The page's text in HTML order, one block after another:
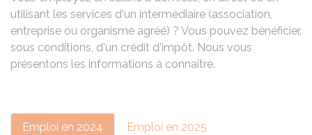
utilisant les services d'un intermédiaire (association,
entreprise ou organisme agréé) ? Vous pouvez bénéficier,
sous conditions, d'un crédit d'impôt. Nous vous
présentons les informations à connaître.
Emploi en 2024 Emploi en 2025